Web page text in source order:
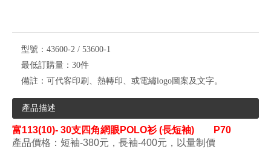
型號： 43600-2 / 53600-1
最低訂購量： 30件
備註： 可代客印刷、熱轉印、或電繡logo圖案及文字。
產品描述
富113(10)- 30支四角網眼POLO衫 (長短袖) P70
產品價格：短袖-380元，長袖-400元 ， 以量制價